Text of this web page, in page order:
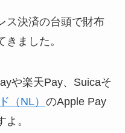
ス決済の台頭で財布
ました。
や楽天Pay、Suicaそ
（NL） のApple Pay
。